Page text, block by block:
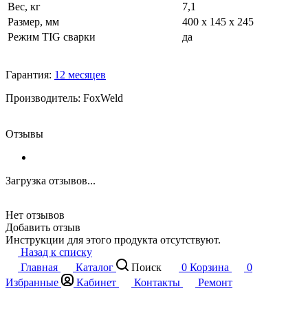
Вес, кг
7,1
Размер, мм
400 х 145 х 245
Режим ТIG сварки
да
Гарантия: 12 месяцев
Производитель: FoxWeld
Отзывы
Загрузка отзывов...
Нет отзывов
Добавить отзыв
Инструкции для этого продукта отсутствуют.
Назад к списку
Главная
Каталог Поиск 0 Корзина
0
Избранные
Кабинет Контакты Ремонт